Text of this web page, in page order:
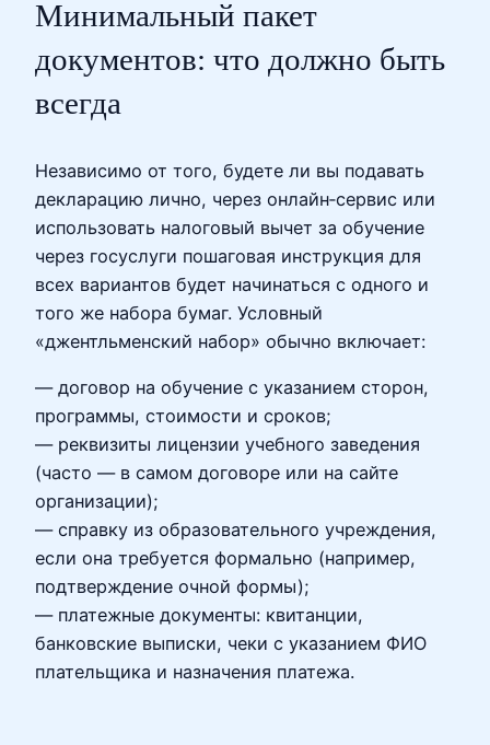
Минимальный пакет
документов: что должно быть
всегда
Независимо от того, будете ли вы подавать
декларацию лично, через онлайн‑сервис или
использовать налоговый вычет за обучение
через госуслуги пошаговая инструкция для
всех вариантов будет начинаться с одного и
того же набора бумаг. Условный
«джентльменский набор» обычно включает:
— договор на обучение с указанием сторон,
программы, стоимости и сроков;
— реквизиты лицензии учебного заведения
(часто — в самом договоре или на сайте
организации);
— справку из образовательного учреждения,
если она требуется формально (например,
подтверждение очной формы);
— платежные документы: квитанции,
банковские выписки, чеки с указанием ФИО
плательщика и назначения платежа.